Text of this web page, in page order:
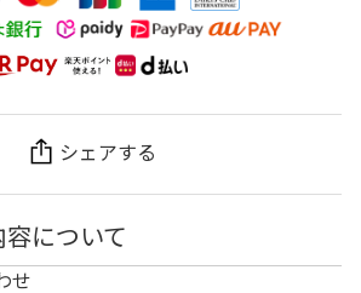
シェアする
について
せ